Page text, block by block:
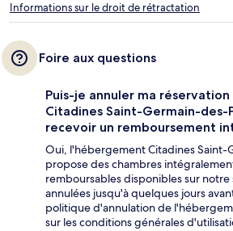
Informations sur le droit de rétractation
Foire aux questions
Puis-je annuler ma
Citadines Saint-Germain-des-
recevoir un remboursement
Oui, l'hébergement Citadines Saint-
propose des chambres
remboursables disponibles sur
annulées jusqu'à quelques jours
politique d'annulation de
sur les conditions générales